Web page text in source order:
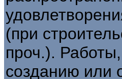
(при
проч.).
созданию или